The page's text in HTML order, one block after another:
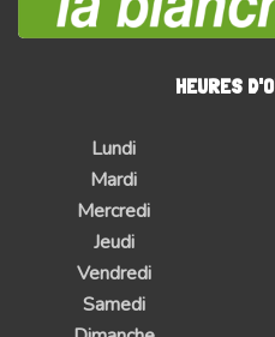
HEURES
Lundi
Mardi
Mercredi
Jeudi
Vendredi
Samedi